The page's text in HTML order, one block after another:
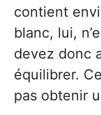
contient
blanc, lui,
devez donc
équilibrer.
pas obtenir